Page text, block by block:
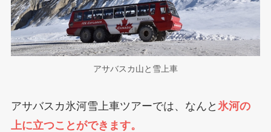
アサバスカ山と雪上車
アサバスカ氷河雪上車ツアーでは、なんと 氷河の
上に立つことができます。